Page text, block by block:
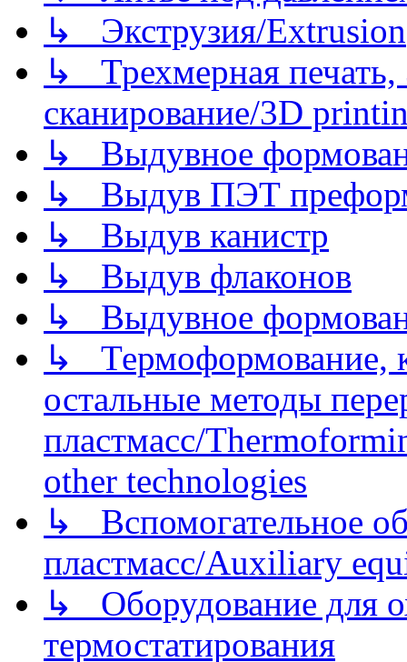
↳ Экструзия/Extrusion
↳ Трехмерная
сканирование/3D
↳ Выдувное
↳ Выдув ПЭТ
↳ Выдув канистр
↳ Выдув флаконов
↳ Выдувное
↳ Термоформование,
остальные методы
пластмасс/
other technologies
↳ Вспомогательное
пластмасс/Auxiliary
↳ Оборудование для
термостатирования